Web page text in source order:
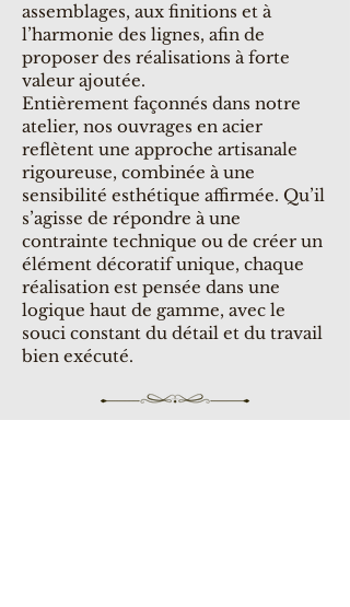
assemblages, aux finitions et à
l’harmonie des lignes, afin de
proposer des réalisations à forte
valeur ajoutée.
Entièrement façonnés dans notre
atelier, nos ouvrages en acier
reflètent une approche artisanale
rigoureuse, combinée à une
sensibilité esthétique affirmée. Qu’il
s’agisse de répondre à une
contrainte technique ou de créer un
élément décoratif unique, chaque
réalisation est pensée dans une
logique haut de gamme, avec le
souci constant du détail et du travail
bien exécuté.